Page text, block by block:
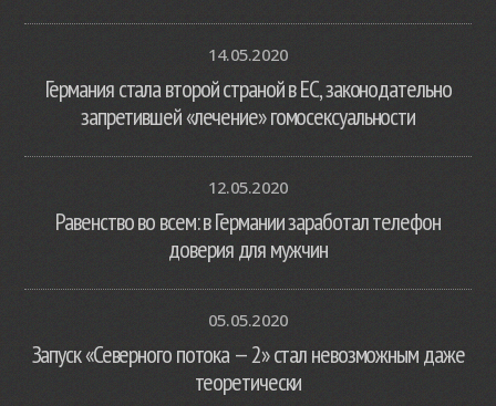
14.05.2020
Германия стала второй страной в ЕС, законодательно
запретившей «лечение» гомосексуальности
12.05.2020
Равенство во всем: в Германии заработал телефон
доверия для мужчин
05.05.2020
Запуск «Северного потока — 2» стал невозможным даже
теоретически